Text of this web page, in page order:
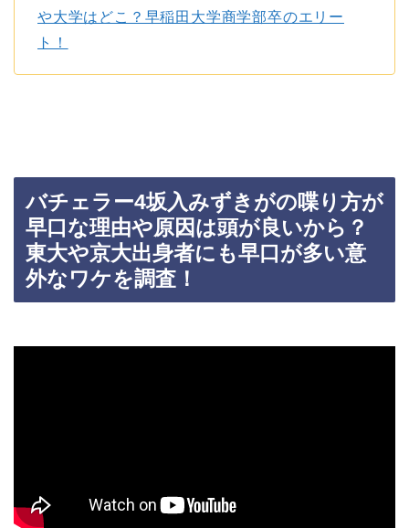
や大学はどこ？早稲田大学商学部卒のエリー
ト！
バチェラー4坂入みずきがの喋り方が
早口な理由や原因は頭が良いから？
東大や京大出身者にも早口が多い意
外なワケを調査！